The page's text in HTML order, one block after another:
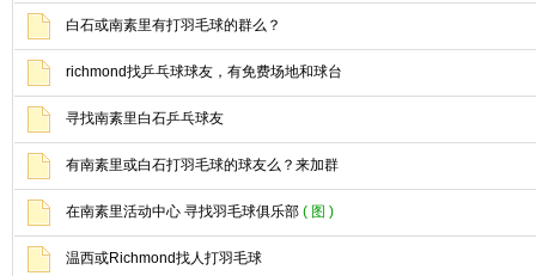
白石或南素里有打羽毛球的群么？
richmond找乒乓球球友，有免费场地和球台
寻找南素里白石乒乓球友
有南素里或白石打羽毛球的球友么？来加群
在南素里活动中心 寻找羽毛球俱乐部 ( 图 )
温西或Richmond找人打羽毛球